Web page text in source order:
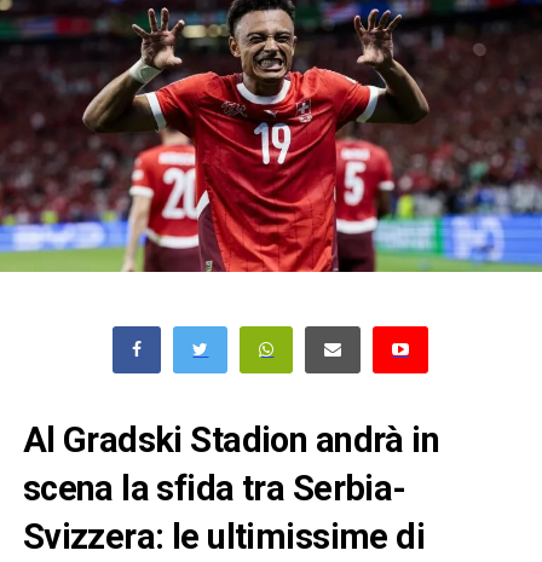
Al Gradski Stadion andrà in
scena la sfida tra Serbia-
Svizzera: le ultimissime di